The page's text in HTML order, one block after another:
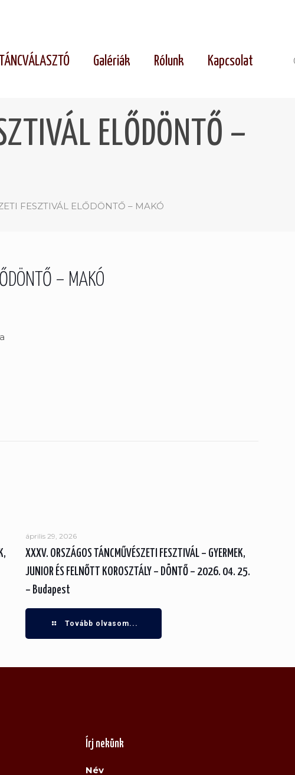
Galériák Rólunk Kapcsolat
ELŐDÖNTŐ –
FESZTIVÁL ELŐDÖNTŐ – MAKÓ
– MAKÓ
április 29, 2026
XXXV. ORSZÁGOS TÁNCMŰVÉSZETI FESZTIVÁL – GYERMEK,
JUNIOR ÉS FELNŐTT KOROSZTÁLY – DÖNTŐ – 2026. 04. 25.
– Budapest
Tovább olvasom...
Írj nekünk
Név